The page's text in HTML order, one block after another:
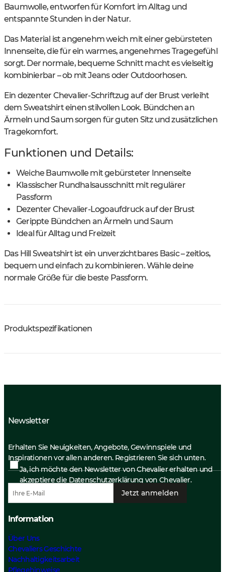
Baumwolle, entworfen für Komfort im Alltag und
entspannte Stunden in der Natur.
Das Material ist angenehm weich mit einer gebürsteten
Innenseite, die für ein warmes, angenehmes Tragegefühl
sorgt. Der normale, bequeme Schnitt macht es vielseitig
kombinierbar – ob mit Jeans oder Outdoorhosen.
Ein dezenter Chevalier-Schriftzug auf der Brust verleiht
dem Sweatshirt einen stilvollen Look. Bündchen an
Ärmeln und Saum sorgen für guten Sitz und zusätzlichen
Tragekomfort.
Funktionen und Details:
Weiche Baumwolle mit gebürsteter Innenseite
Klassischer Rundhalsausschnitt mit regulärer
Passform
Dezenter Chevalier-Logoaufdruck auf der Brust
Gerippte Bündchen an Ärmeln und Saum
Ideal für Alltag und Freizeit
Das Hill Sweatshirt ist ein unverzichtbares Basic – zeitlos,
bequem und einfach zu kombinieren. Wähle deine
normale Größe für die beste Passform.
Produktspezifikationen
Newsletter
Erhalten Sie Neuigkeiten, Angebote, Gewinnspiele und
Inspirationen vor allen anderen. Registrieren Sie sich unten.
Ja, ich möchte den Newsletter von Chevalier erhalten und
akzeptiere die Datenschutzerklärung von Chevalier.
Jetzt anmelden
Information
Über Uns
Chevaliers Geschichte
Nachhaltigkeitsarbeit
Pflegehinweise